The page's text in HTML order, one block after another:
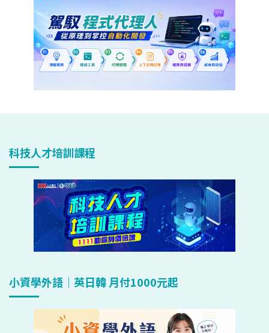
科技人才培訓課程
小資學外語｜英日韓 月付1000元起